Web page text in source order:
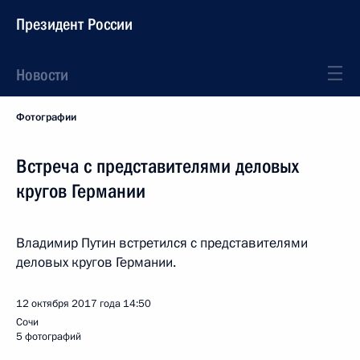
Президент России
Новости
Фотографии
Встреча с представителями деловых
кругов Германии
Владимир Путин встретился с представителями
деловых кругов Германии.
12 октября 2017 года 14:50
Сочи
5 фотографий